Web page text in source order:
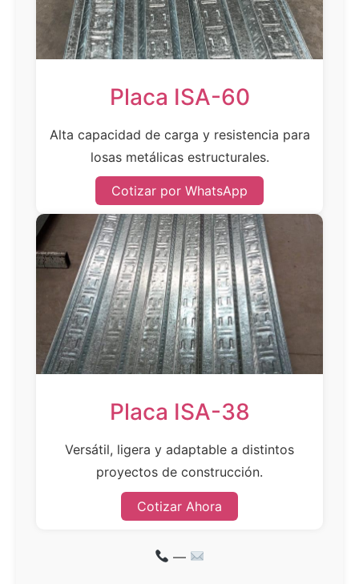
Placa ISA-60
Alta capacidad de carga y resistencia para
losas metálicas estructurales.
Cotizar por WhatsApp
Placa ISA-38
Versátil, ligera y adaptable a distintos
proyectos de construcción.
Cotizar Ahora
—